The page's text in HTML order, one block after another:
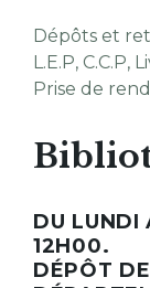
Dépôts et
L.E.P, C.C.P,
Prise de
DU LUNDI
12H00.
DÉPÔT